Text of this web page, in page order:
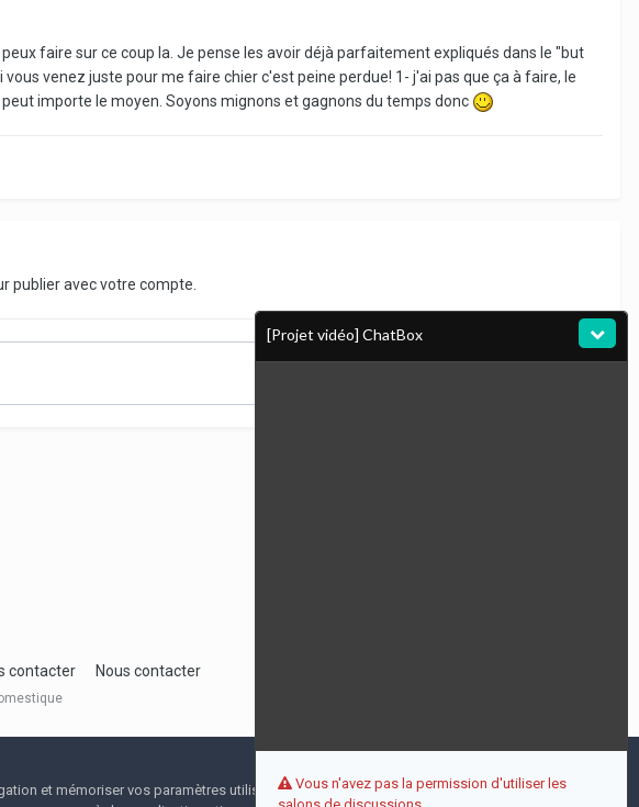
faire sur ce coup la. Je pense les avoir déjà parfaitement expliqués dans le "but
venez juste pour me faire chier c'est peine perdue! 1- j'ai pas que ça à faire, le
importe le moyen. Soyons mignons et gagnons du temps donc
publier avec votre compte.
[Projet vidéo] ChatBox
Vous n'avez pas la permission d'utiliser les
contacter Nous contacter
et mémoriser vos paramètres utilisateur pendant votre visite. Aucune
I accept